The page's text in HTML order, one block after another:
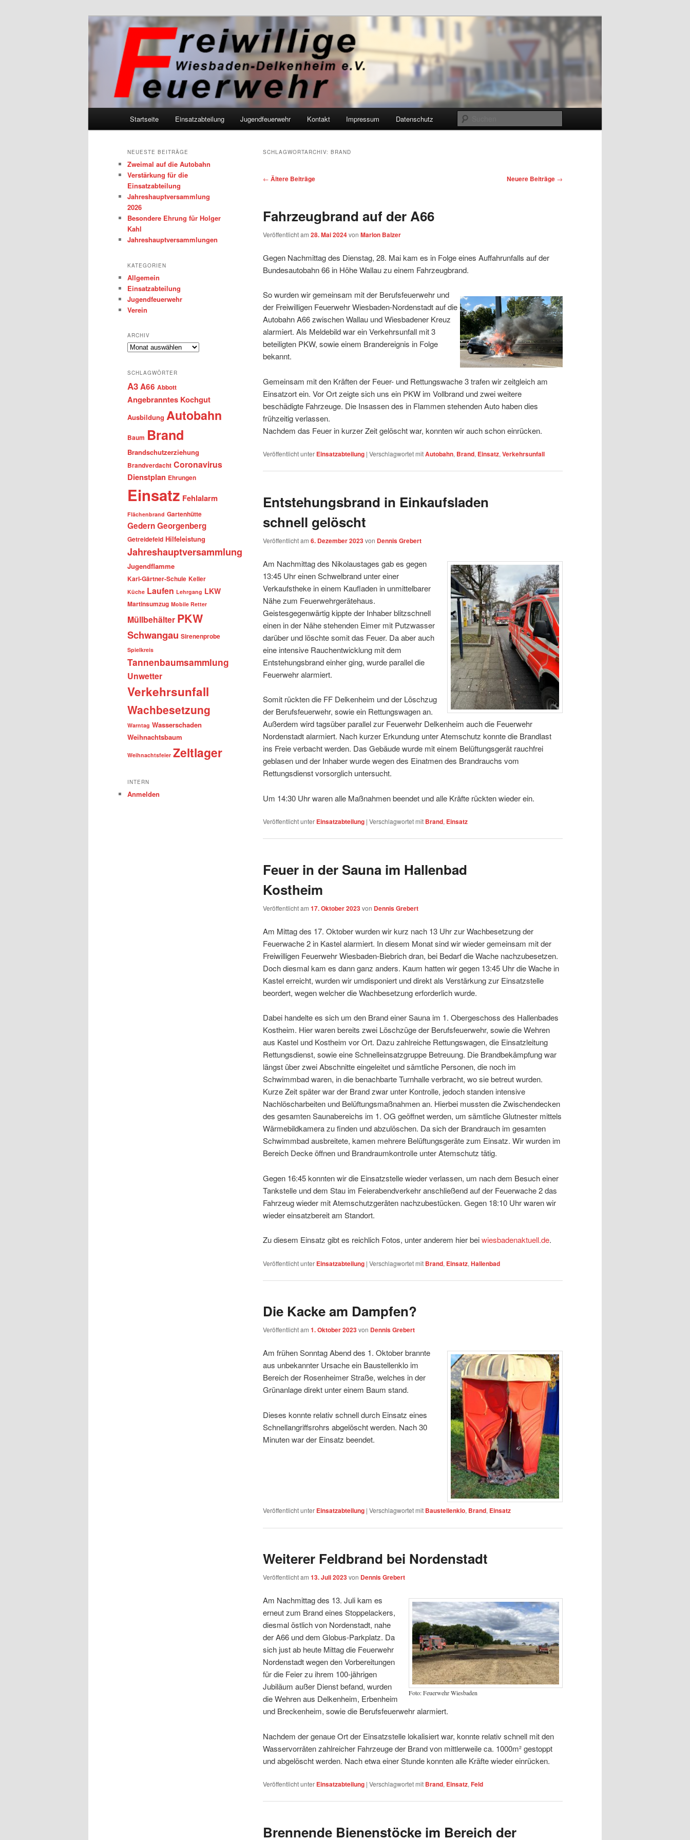
Freiwillige Feuerwehr Wiesbaden-Delkenheim
eV
Startseite Einsatzabteilung Jugendfeuerwehr Kontakt Impressum Datenschutz
SCHLAGWORTARCHIV: BRAND
Beitragsnavigation
← Ältere Beiträge Neuere Beiträge →
Fahrzeugbrand auf der A66
Veröffentlicht am 28. Mai 2024von Marlon Balzer
Gegen Nachmittag des Dienstag, 28. Mai kam es in Folge eines Auffahrunfalls auf der
Bundesautobahn 66 in Höhe Wallau zu einem Fahrzeugbrand.
So wurden wir gemeinsam mit der Berufsfeuerwehr und
der Freiwilligen Feuerwehr Wiesbaden-Nordenstadt auf die
Autobahn A66 zwischen Wallau und Wiesbadener Kreuz
alarmiert. Als Meldebild war ein Verkehrsunfall mit 3
beteiligten PKW, sowie einem Brandereignis in Folge
bekannt.
Gemeinsam mit den Kräften der Feuer- und Rettungswache 3 trafen wir zeitgleich am
Einsatzort ein. Vor Ort zeigte sich uns ein PKW im Vollbrand und zwei weitere
beschädigte Fahrzeuge. Die Insassen des in Flammen stehenden Auto haben dies
frühzeitig verlassen.
Nachdem das Feuer in kurzer Zeit gelöscht war, konnten wir auch schon einrücken.
Veröffentlicht unter Einsatzabteilung | Verschlagwortet mitAutobahn, Brand, Einsatz, Verkehrsunfall
Entstehungsbrand in Einkaufsladen
schnell gelöscht
Veröffentlicht am 6. Dezember 2023von Dennis Grebert
Am Nachmittag des Nikolaustages gab es gegen
13:45 Uhr einen Schwelbrand unter einer
Verkaufstheke in einem Kaufladen in unmittelbarer
Nähe zum Feuerwehrgerätehaus.
Geistesgegenwärtig kippte der Inhaber blitzschnell
einen in der Nähe stehenden Eimer mit Putzwasser
darüber und löschte somit das Feuer. Da aber auch
eine intensive Rauchentwicklung mit dem
Entstehungsbrand einher ging, wurde parallel die
Feuerwehr alarmiert.
Somit rückten die FF Delkenheim und der Löschzug
der Berufsfeuerwehr, sowie ein Rettungswagen an.
Außerdem wird tagsüber parallel zur Feuerwehr Delkenheim auch die Feuerwehr
Nordenstadt alarmiert. Nach kurzer Erkundung unter Atemschutz konnte die Brandlast
ins Freie verbacht werden. Das Gebäude wurde mit einem Belüftungsgerät rauchfrei
geblasen und der Inhaber wurde wegen des Einatmen des Brandrauchs vom
Rettungsdienst vorsorglich untersucht.
Um 14:30 Uhr waren alle Maßnahmen beendet und alle Kräfte rückten wieder ein.
Veröffentlicht unter Einsatzabteilung | Verschlagwortet mit Brand, Einsatz
Feuer in der Sauna im Hallenbad
Kostheim
Veröffentlicht am 17. Oktober 2023von Dennis Grebert
Am Mittag des 17. Oktober wurden wir kurz nach 13 Uhr zur Wachbesetzung der
Feuerwache 2 in Kastel alarmiert. In diesem Monat sind wir wieder gemeinsam mit der
Freiwilligen Feuerwehr Wiesbaden-Biebrich dran, bei Bedarf die Wache nachzubesetzen.
Doch diesmal kam es dann ganz anders. Kaum hatten wir gegen 13:45 Uhr die Wache in
Kastel erreicht, wurden wir umdisponiert und direkt als Verstärkung zur Einsatzstelle
beordert, wegen welcher die Wachbesetzung erforderlich wurde.
Dabei handelte es sich um den Brand einer Sauna im 1. Obergeschoss des Hallenbades
Kostheim. Hier waren bereits zwei Löschzüge der Berufsfeuerwehr, sowie die Wehren
aus Kastel und Kostheim vor Ort. Dazu zahlreiche Rettungswagen, die Einsatzleitung
Rettungsdienst, sowie eine Schnelleinsatzgruppe Betreuung. Die Brandbekämpfung war
längst über zwei Abschnitte eingeleitet und sämtliche Personen, die noch im
Schwimmbad waren, in die benachbarte Turnhalle verbracht, wo sie betreut wurden.
Kurze Zeit später war der Brand zwar unter Kontrolle, jedoch standen intensive
Nachlöscharbeiten und Belüftungsmaßnahmen an. Hierbei mussten die Zwischendecken
des gesamten Saunabereichs im 1. OG geöffnet werden, um sämtliche Glutnester mittels
Wärmebildkamera zu finden und abzulöschen. Da sich der Brandrauch im gesamten
Schwimmbad ausbreitete, kamen mehrere Belüftungsgeräte zum Einsatz. Wir wurden im
Bereich Decke öffnen und Brandraumkontrolle unter Atemschutz tätig.
Gegen 16:45 konnten wir die Einsatzstelle wieder verlassen, um nach dem Besuch einer
Tankstelle und dem Stau im Feierabendverkehr anschließend auf der Feuerwache 2 das
Fahrzeug wieder mit Atemschutzgeräten nachzubestücken. Gegen 18:10 Uhr waren wir
wieder einsatzbereit am Standort.
Zu diesem Einsatz gibt es reichlich Fotos, unter anderem hier beiwiesbadenaktuell.de.
Veröffentlicht unter Einsatzabteilung | Verschlagwortet mit Brand, Einsatz, Hallenbad
Die Kacke am Dampfen?
Veröffentlicht am 1. Oktober 2023von Dennis Grebert
Am frühen Sonntag Abend des 1. Oktober brannte
aus unbekannter Ursache ein Baustellenklo im
Bereich der Rosenheimer Straße, welches in der
Grünanlage direkt unter einem Baum stand.
Dieses konnte relativ schnell durch Einsatz eines
Schnellangriffsrohrs abgelöscht werden. Nach 30
Minuten war der Einsatz beendet.
Veröffentlicht unter Einsatzabteilung | Verschlagwortet mit Baustellenklo, Brand, Einsatz
Weiterer Feldbrand bei Nordenstadt
Veröffentlicht am 13. Juli 2023von Dennis Grebert
Foto: Feuerwehr Wiesbaden
Am Nachmittag des 13. Juli kam es
erneut zum Brand eines Stoppelackers,
diesmal östlich von Nordenstadt, nahe
der A66 und dem Globus-Parkplatz. Da
sich just ab heute Mittag die Feuerwehr
Nordenstadt wegen den Vorbereitungen
für die Feier zu ihrem 100-jährigen
Jubiläum außer Dienst befand, wurden
die Wehren aus Delkenheim, Erbenheim
und Breckenheim, sowie die Berufsfeuerwehr alarmiert.
Nachdem der genaue Ort der Einsatzstelle lokalisiert war, konnte relativ schnell mit den
Wasservorräten zahlreicher Fahrzeuge der Brand von mittlerweile ca. 1000m² gestoppt
und abgelöscht werden. Nach etwa einer Stunde konnten alle Kräfte wieder einrücken.
Veröffentlicht unter Einsatzabteilung | Verschlagwortet mit Brand, Einsatz, Feld
Brennende Bienenstöcke im Bereich der
NEUESTE BEITRÄGE
Zweimal auf die Autobahn
Verstärkung für die
Einsatzabteilung
Jahreshauptversammlung
2026
Besondere Ehrung für Holger
Kahl
Jahreshauptversammlungen
KATEGORIEN
Allgemein
Einsatzabteilung
Jugendfeuerwehr
Verein
ARCHIV
Archiv
SCHLAGWÖRTER
A3A66 Abbott
Angebranntes Kochgut
Ausbildung Autobahn
Baum Brand
Brandschutzerziehung
Brandverdacht Coronavirus
Dienstplan Ehrungen
Einsatz Fehlalarm
Flächenbrand Gartenhütte
GedernGeorgenberg
Getreidefeld Hilfeleistung
Jahreshauptversammlung
Jugendflamme
Karl-Gärtner-Schule Keller
Küche Laufen Lehrgang LKW
Martinsumzug Mobile Retter
Müllbehälter PKW
Schwangau Sirenenprobe
Spielkreis
Tannenbaumsammlung
Unwetter
Verkehrsunfall
Wachbesetzung
Warntag Wasserschaden
Weihnachtsbaum
Weihnachtsfeier Zeltlager
INTERN
Anmelden